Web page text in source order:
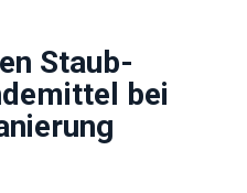
Staub-
bei